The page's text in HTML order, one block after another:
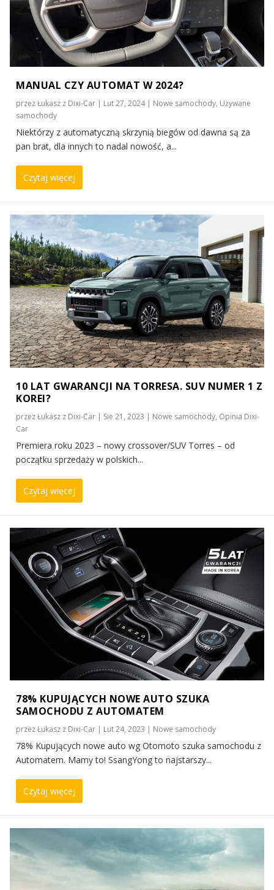
MANUAL CZY AUTOMAT W 2024?
przezŁukasz z Dixi-Car | Lut 27, 2024| Nowe samochody, Używane
samochody
Niektórzy z automatyczną skrzynią biegów od dawna są za
pan brat, dla innych to nadal nowość, a...
Czytaj więcej
10 LAT GWARANCJI NA TORRESA. SUV NUMER 1 Z
KOREI?
przezŁukasz z Dixi-Car | Sie 21, 2023 | Nowe samochody, Opinia Dixi-
Car
Premiera roku 2023 – nowy crossover/SUV Torres – od
początku sprzedaży w polskich...
Czytaj więcej
78% KUPUJĄCYCH NOWE AUTO SZUKA
SAMOCHODU Z AUTOMATEM
przezŁukasz z Dixi-Car | Lut 24, 2023 | Nowe samochody
78% Kupujących nowe auto wg Otomoto szuka samochodu z
Automatem. Mamy to! SsangYong to najstarszy...
Czytaj więcej